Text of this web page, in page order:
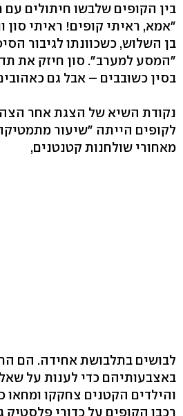
בין הקופים שלבשו חיתולים עם
"אמא, ראיתי קופים! ראיתי סון
בן השלוש, כשכוונתו לגיבור
"המסע למערב". סון חיזק את
בסין כשובבים – אבל גם
נקודת השיא של הצגת אחר
לקופים הייתה "שיעור
מאחורי שולחנות קטנטנים,
לבושים בתלבושת אחידה. הם
באצבעותיהם כדי לענות על
והילדים הקטנים צחקקו ומחאו
רכבו הקופים על כדורי פלסטיק